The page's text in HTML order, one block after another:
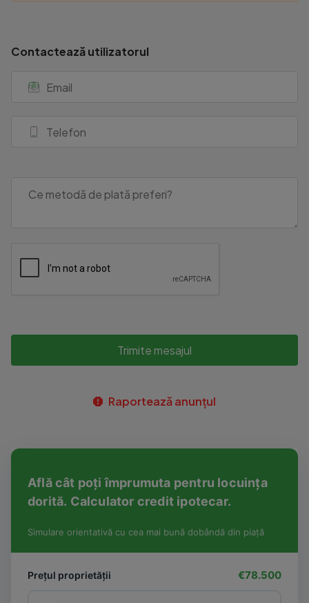
Contactează utilizatorul
Trimite mesajul
Raportează anunțul
Află cât poți împrumuta pentru locuința
dorită. Calculator credit ipotecar.
Simulare orientativă cu cea mai bună dobândă din piață
Prețul proprietății €78.500